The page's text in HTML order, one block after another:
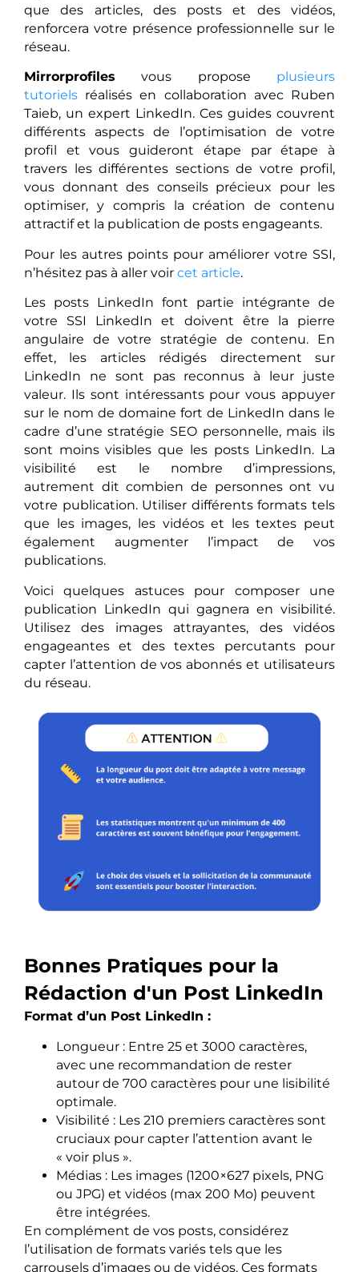
que des articles, des posts et des vidéos,
renforcera votre présence professionnelle sur le
réseau.
Mirrorprofiles vous propose plusieurs
tutoriels réalisés en collaboration avec Ruben
Taieb, un expert LinkedIn. Ces guides couvrent
différents aspects de l’optimisation de votre
profil et vous guideront étape par étape à
travers les différentes sections de votre profil,
vous donnant des conseils précieux pour les
optimiser, y compris la création de contenu
attractif et la publication de posts engageants.
Pour les autres points pour améliorer votre SSI,
n’hésitez pas à aller voir cet article.
Les posts LinkedIn font partie intégrante de
votre SSI LinkedIn et doivent être la pierre
angulaire de votre stratégie de contenu. En
effet, les articles rédigés directement sur
LinkedIn ne sont pas reconnus à leur juste
valeur. Ils sont intéressants pour vous appuyer
sur le nom de domaine fort de LinkedIn dans le
cadre d’une stratégie SEO personnelle, mais ils
sont moins visibles que les posts LinkedIn. La
visibilité est le nombre d’impressions,
autrement dit combien de personnes ont vu
votre publication. Utiliser différents formats tels
que les images, les vidéos et les textes peut
également augmenter l’impact de vos
publications.
Voici quelques astuces pour composer une
publication LinkedIn qui gagnera en visibilité.
Utilisez des images attrayantes, des vidéos
engageantes et des textes percutants pour
capter l’attention de vos abonnés et utilisateurs
du réseau.
Bonnes Pratiques pour la
Rédaction d'un Post LinkedIn
Format d’un Post LinkedIn :
Longueur : Entre 25 et 3000 caractères,
avec une recommandation de rester
autour de 700 caractères pour une lisibilité
optimale.
Visibilité : Les 210 premiers caractères sont
cruciaux pour capter l’attention avant le
« voir plus ».
Médias : Les images (1200×627 pixels, PNG
ou JPG) et vidéos (max 200 Mo) peuvent
être intégrées.
En complément de vos posts, considérez
l’utilisation de formats variés tels que les
carrousels d’images ou de vidéos. Ces formats